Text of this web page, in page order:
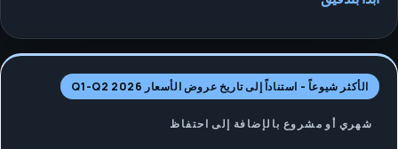
الأكثر شيوعاً - استناداً إلى تاريخ عروض الأسعار Q1-Q2 2026
شهري أو مشروع بالإضافة إلى احتفاظ